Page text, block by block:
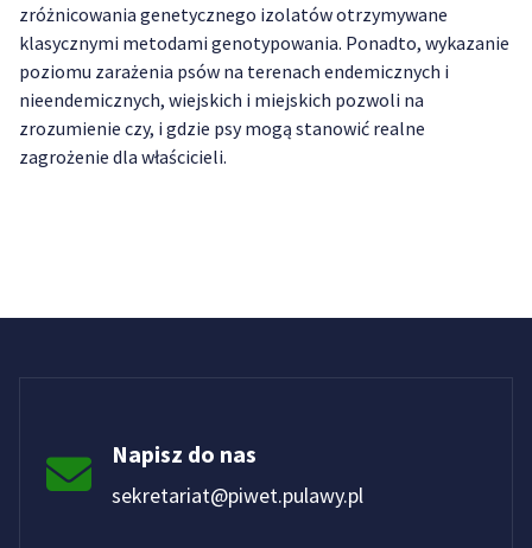
zróżnicowania genetycznego izolatów otrzymywane
klasycznymi metodami genotypowania. Ponadto, wykazanie
poziomu zarażenia psów na terenach endemicznych i
nieendemicznych, wiejskich i miejskich pozwoli na
zrozumienie czy, i gdzie psy mogą stanowić realne
zagrożenie dla właścicieli.
Napisz do nas
sekretariat@piwet.pulawy.pl